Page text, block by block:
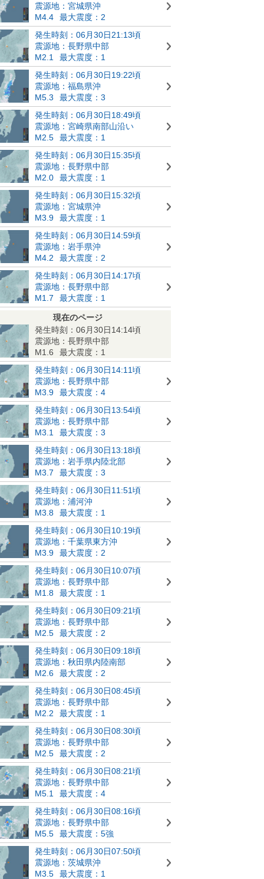
震源地：宮城県沖
M4.4
最大震度：2
発生時刻：06月30日21:13頃
震源地：長野県中部
M2.1
最大震度：1
発生時刻：06月30日19:22頃
震源地：福島県沖
M5.3
最大震度：3
発生時刻：06月30日18:49頃
震源地：宮崎県南部山沿い
M2.5
最大震度：1
発生時刻：06月30日15:35頃
震源地：長野県中部
M2.0
最大震度：1
発生時刻：06月30日15:32頃
震源地：宮城県沖
M3.9
最大震度：1
発生時刻：06月30日14:59頃
震源地：岩手県沖
M4.2
最大震度：2
発生時刻：06月30日14:17頃
震源地：長野県中部
M1.7
最大震度：1
現在のページ
発生時刻：06月30日14:14頃
震源地：長野県中部
M1.6
最大震度：1
発生時刻：06月30日14:11頃
震源地：長野県中部
M3.9
最大震度：4
発生時刻：06月30日13:54頃
震源地：長野県中部
M3.1
最大震度：3
発生時刻：06月30日13:18頃
震源地：岩手県内陸北部
M3.7
最大震度：3
発生時刻：06月30日11:51頃
震源地：浦河沖
M3.8
最大震度：1
発生時刻：06月30日10:19頃
震源地：千葉県東方沖
M3.9
最大震度：2
発生時刻：06月30日10:07頃
震源地：長野県中部
M1.8
最大震度：1
発生時刻：06月30日09:21頃
震源地：長野県中部
M2.5
最大震度：2
発生時刻：06月30日09:18頃
震源地：秋田県内陸南部
M2.6
最大震度：2
発生時刻：06月30日08:45頃
震源地：長野県中部
M2.2
最大震度：1
発生時刻：06月30日08:30頃
震源地：長野県中部
M2.5
最大震度：2
発生時刻：06月30日08:21頃
震源地：長野県中部
M5.1
最大震度：4
発生時刻：06月30日08:16頃
震源地：長野県中部
M5.5
最大震度：5強
発生時刻：06月30日07:50頃
震源地：茨城県沖
M3.5
最大震度：1